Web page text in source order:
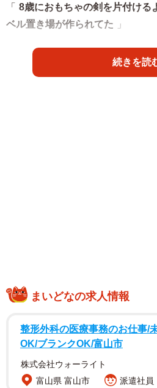
「
8歳におもちゃの剣を片付ける
ベル置き場が作られてた
」
そんなコメントとともに投稿さ
た「紙の剣置き場」の写真が「X
その柔軟な発想力に「え、これ
イデア最高！！」「才能と行動力
はいられない」「天才すぎる(笑)
イや引用ポストにて届きました。
続きを読
まいどなの求人情報
整形外科の医療事務のお仕事/
OK/ブランクOK/富山市
株式会社ウォーライト
富山県 富山市
派遣社員